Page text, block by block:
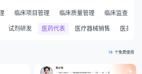
临床项目管理 临床质量管理 临床监查员
试剂研发 医药代表 医疗器械销售 医美咨
18 个免费使用